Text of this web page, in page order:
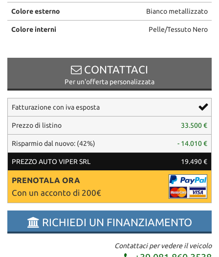
Colore esterno Bianco metallizzato
Colore interni Pelle/Tessuto Nero
CONTATTACI
Per un'offerta personalizzata
Fatturazione con iva esposta
Prezzo di listino 33.500 €
Risparmio dal nuovo: (42%) - 14.010 €
PREZZO AUTO VIPER SRL 19.490 €
PRENOTALA ORA
Con un acconto di 200€
RICHIEDI UN FINANZIAMENTO
Contattaci per vedere il veicolo
funzionamento
questi
cookie
Puoi
rivedere
e
modificare
le
tue
scelte
in
qualsiasi
momento.